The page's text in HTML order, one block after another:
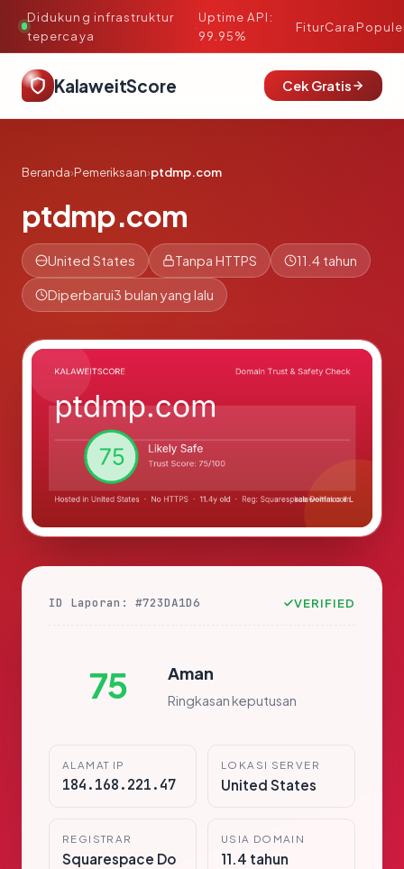
Didukung infrastruktur
tepercaya
·
Uptime API:
99.95%
FiturCara
KalaweitScore Cek Gratis
Beranda›Pemeriksaan›ptdmp.com
ptdmp.com
United States Tanpa HTTPS 11.4 tahun
Diperbarui3 bulan yang lalu
ID Laporan: #723DA1D6 VERIFIED
75 Aman
Ringkasan keputusan
ALAMAT IP
184.168.221.47
LOKASI SERVER
United States
REGISTRAR
Squarespace Do
USIA DOMAIN
11.4 tahun